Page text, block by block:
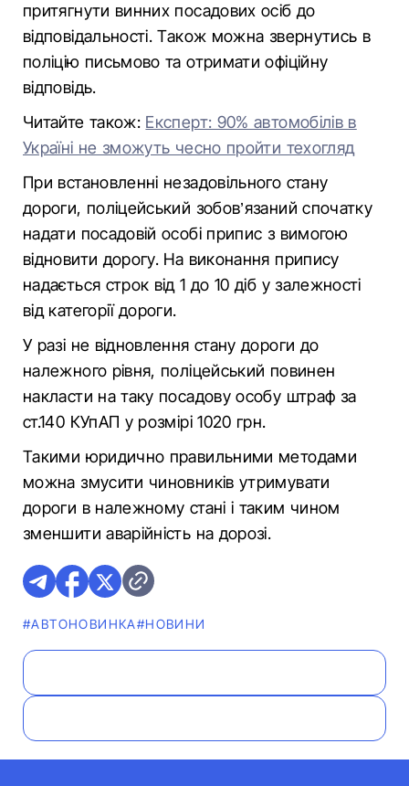
притягнути винних посадових осіб до
відповідальності. Також можна звернутись в
поліцію письмово та отримати офіційну
відповідь.
Читайте також: Експерт: 90% автомобілів в
Україні не зможуть чесно пройти техогляд
При встановленні незадовільного стану
дороги, поліцейський зобов’язаний спочатку
надати посадовій особі припис з вимогою
відновити дорогу. На виконання припису
надається строк від 1 до 10 діб у залежності
від категорії дороги.
У разі не відновлення стану дороги до
належного рівня, поліцейський повинен
накласти на таку посадову особу штраф за
ст.140 КУпАП у розмірі 1020 грн.
Такими юридично правильними методами
можна змусити чиновників утримувати
дороги в належному стані і таким чином
зменшити аварійність на дорозі.
#АВТОНОВИНКА#НОВИНИ